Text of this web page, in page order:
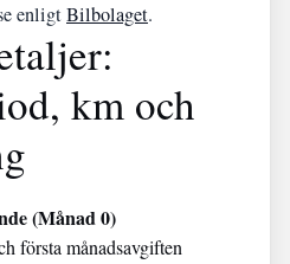
enligtBilbolaget.
km och
(Månad 0)
första månadsavgiften